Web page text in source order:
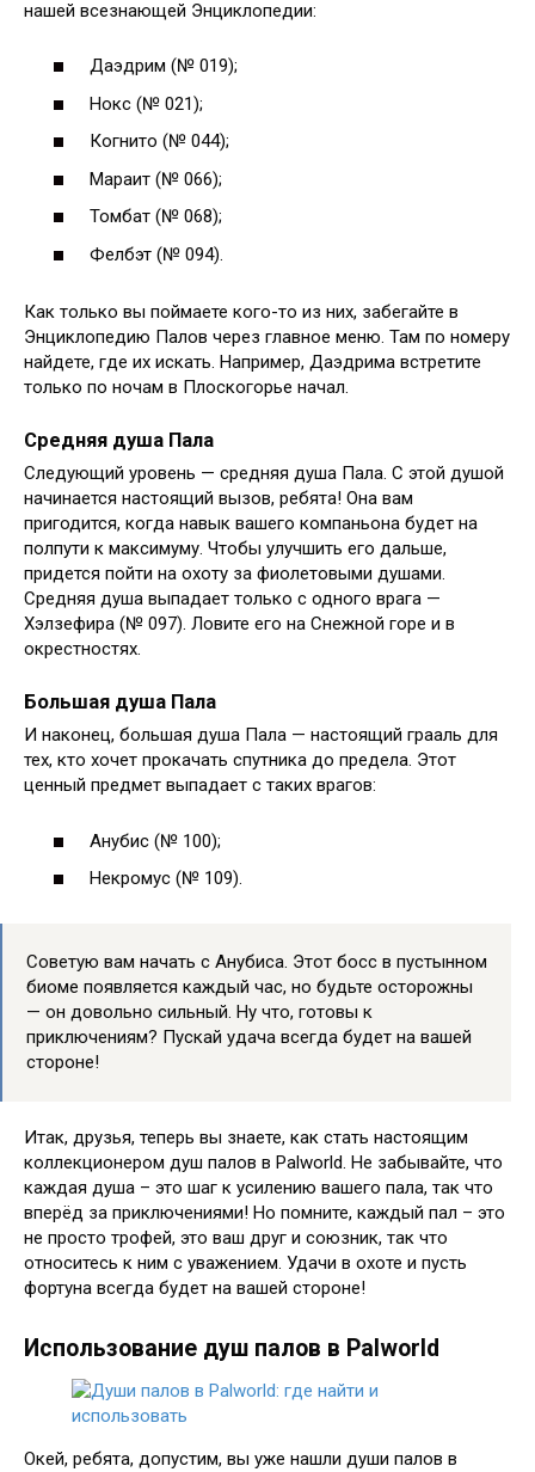
нашей всезнающей Энциклопедии:
Даэдрим (№ 019);
Нокс (№ 021);
Когнито (№ 044);
Мараит (№ 066);
Томбат (№ 068);
Фелбэт (№ 094).
Как только вы поймаете кого-то из них, забегайте в
Энциклопедию Палов через главное меню. Там по номеру
найдете, где их искать. Например, Даэдрима встретите
только по ночам в Плоскогорье начал.
Средняя душа Пала
Следующий уровень — средняя душа Пала. С этой душой
начинается настоящий вызов, ребята! Она вам
пригодится, когда навык вашего компаньона будет на
полпути к максимуму. Чтобы улучшить его дальше,
придется пойти на охоту за фиолетовыми душами.
Средняя душа выпадает только с одного врага —
Хэлзефира (№ 097). Ловите его на Снежной горе и в
окрестностях.
Большая душа Пала
И наконец, большая душа Пала — настоящий грааль для
тех, кто хочет прокачать спутника до предела. Этот
ценный предмет выпадает с таких врагов:
Анубис (№ 100);
Некромус (№ 109).
Советую вам начать с Анубиса. Этот босс в пустынном
биоме появляется каждый час, но будьте осторожны
— он довольно сильный. Ну что, готовы к
приключениям? Пускай удача всегда будет на вашей
стороне!
Итак, друзья, теперь вы знаете, как стать настоящим
коллекционером душ палов в Palworld. Не забывайте, что
каждая душа – это шаг к усилению вашего пала, так что
вперёд за приключениями! Но помните, каждый пал – это
не просто трофей, это ваш друг и союзник, так что
относитесь к ним с уважением. Удачи в охоте и пусть
фортуна всегда будет на вашей стороне!
Использование душ палов в Palworld
Окей, ребята, допустим, вы уже нашли души палов в